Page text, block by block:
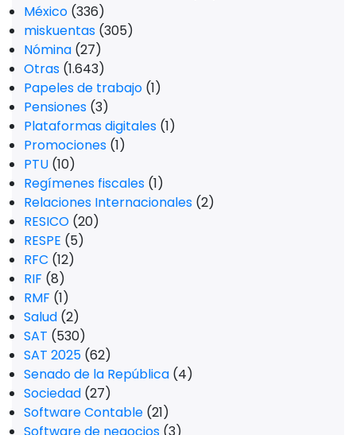
México (336)
miskuentas (305)
Nómina (27)
Otras (1.643)
Papeles de trabajo (1)
Pensiones (3)
Plataformas digitales (1)
Promociones (1)
PTU (10)
Regímenes fiscales (1)
Relaciones Internacionales (2)
RESICO (20)
RESPE (5)
RFC (12)
RIF (8)
RMF (1)
Salud (2)
SAT (530)
SAT 2025 (62)
Senado de la República (4)
Sociedad (27)
Software Contable (21)